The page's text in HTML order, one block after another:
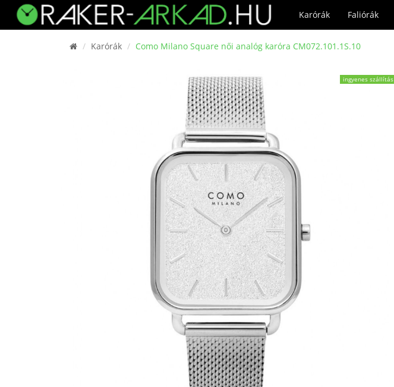
Karórák Faliórák
Karórák Como Milano Square női analóg karóra CM072.101.1S.10
ingyenes szállítás